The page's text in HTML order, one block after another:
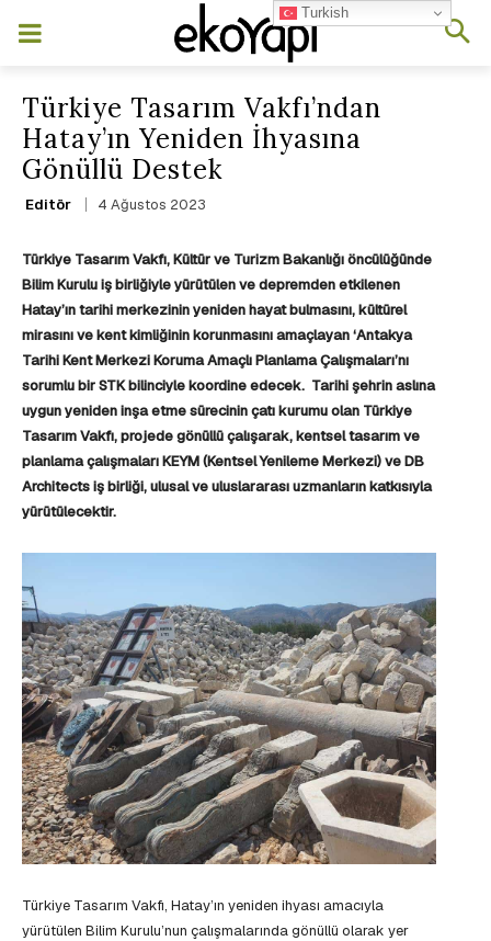
Türkiye Tasarım Vakfı’ndan
Hatay’ın Yeniden İhyasına
Gönüllü Destek
Editör 4 Ağustos 2023
Türkiye Tasarım Vakfı, Kültür ve Turizm Bakanlığı öncülüğünde
Bilim Kurulu iş birliğiyle yürütülen ve depremden etkilenen
Hatay’ın tarihi merkezinin yeniden hayat bulmasını, kültürel
mirasını ve kent kimliğinin korunmasını amaçlayan ‘Antakya
Tarihi Kent Merkezi Koruma Amaçlı Planlama Çalışmaları’nı
sorumlu bir STK bilinciyle koordine edecek. Tarihi şehrin aslına
uygun yeniden inşa etme sürecinin çatı kurumu olan Türkiye
Tasarım Vakfı, projede gönüllü çalışarak, kentsel tasarım ve
planlama çalışmaları KEYM (Kentsel Yenileme Merkezi) ve DB
Architects iş birliği, ulusal ve uluslararası uzmanların katkısıyla
yürütülecektir.
Türkiye Tasarım Vakfı, Hatay’ın yeniden ihyası amacıyla
yürütülen Bilim Kurulu’nun çalışmalarında gönüllü olarak yer
Turkish